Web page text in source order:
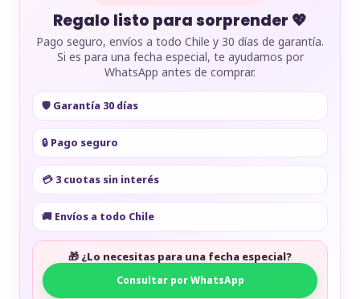
Regalo listo para sorprender 💖
Pago seguro, envíos a todo Chile y 30 días de garantía.
Si es para una fecha especial, te ayudamos por
WhatsApp antes de comprar.
🛡️ Garantía 30 días
🔒 Pago seguro
💳 3 cuotas sin interés
🚚 Envíos a todo Chile
🎁 ¿Lo necesitas para una fecha especial?
Consultar por WhatsApp